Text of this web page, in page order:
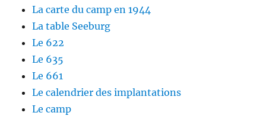
La carte du camp en 1944
La table Seeburg
Le 622
Le 635
Le 661
Le calendrier des implantations
Le camp